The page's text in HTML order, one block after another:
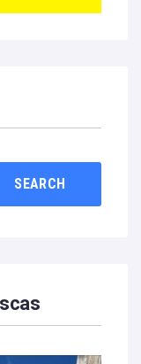
SEARCH